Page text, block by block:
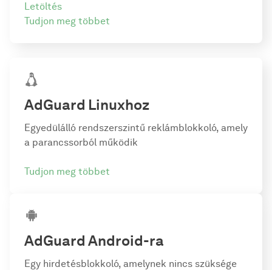
Tudjon meg többet
Letöltés
AdGuard Linuxhoz
Egyedülálló rendszerszintű reklámblokkoló, amely
a parancssorból működik
Tudjon meg többet
AdGuard Android-ra
Egy hirdetésblokkoló, amelynek nincs szüksége